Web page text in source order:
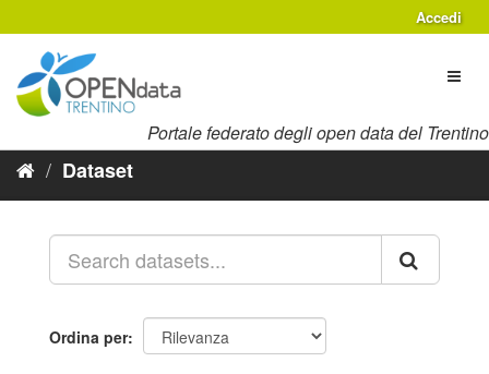
al
contenuto
Accedi
Portale federato degli open data del Trentino
Dataset
Ordina per